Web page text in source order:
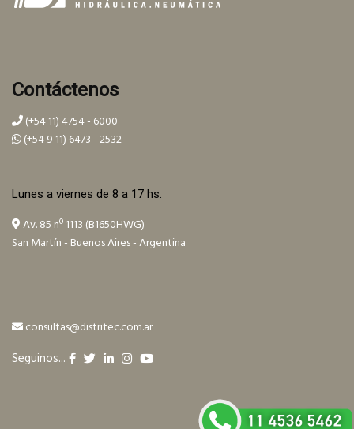
Contáctenos
(+54 11) 4754 - 6000
(+54 9 11) 6473 - 2532
Lunes a viernes de 8 a 17 hs.
Av. 85 nº 1113 (B1650HWG)
San Martín - Buenos Aires - Argentina
consultas@distritec.com.ar
Seguinos...